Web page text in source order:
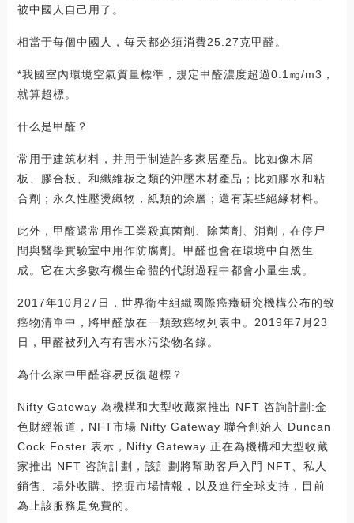
被中國人自己用了。
相當于每個中國人，每天都必須消費25.27克甲醛。
*我國室內環境空氣質量標準，規定甲醛濃度超過0.1㎎/m3，
就算超標。
什么是甲醛？
常用于建筑材料，并用于制造許多家居產品。比如像木屑
板、膠合板、和纖維板之類的沖壓木材產品；比如膠水和粘
合劑；永久性壓燙織物，紙類的涂層；還有某些絕緣材料。
此外，甲醛還常用作工業殺真菌劑、除菌劑、消劑，在停尸
間與醫學實驗室中用作防腐劑。甲醛也會在環境中自然生
成。它在大多數有機生命體的代謝過程中都會小量生成。
2017年10月27日，世界衛生組織國際癌癥研究機構公布的致
癌物清單中，將甲醛放在一類致癌物列表中。2019年7月23
日，甲醛被列入有有害水污染物名錄。
為什么家中甲醛容易反復超標？
Nifty Gateway 為機構和大型收藏家推出 NFT 咨詢計劃:金
色財經報道，NFT市場 Nifty Gateway 聯合創始人 Duncan
Cock Foster 表示，Nifty Gateway 正在為機構和大型收藏
家推出 NFT 咨詢計劃，該計劃將幫助客戶入門 NFT、私人
銷售、場外收購、挖掘市場情報，以及進行全球支持，目前
為止該服務是免費的。